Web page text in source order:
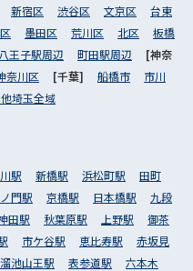
新宿区 渋谷区 文京区
台東
墨田区 荒川区 北区
板橋
八王子駅周辺 町田駅周辺
[神奈
奈川区 [千葉] 船橋市
市川
埼玉全域
駅 新橋駅 浜松町駅
田町
門駅 京橋駅 日本橋駅
九段
田駅 秋葉原駅 上野駅
御茶
市ケ谷駅 恵比寿駅
赤坂見
溜池山王駅 表参道駅
六本木